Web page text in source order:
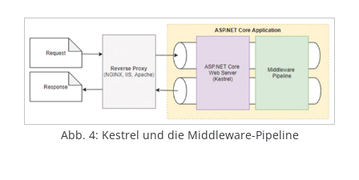
Abb. 4: Kestrel und die Middleware-Pipeline